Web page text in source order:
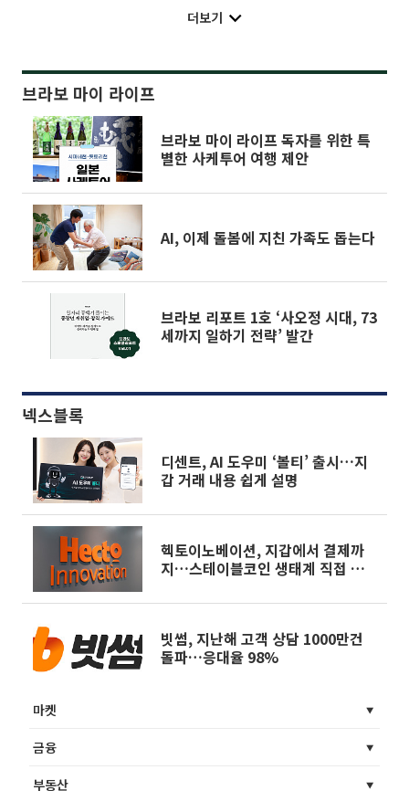
더보기
브라보 마이 라이프
브라보 마이 라이프 독자를 위한 특
별한 사케투어 여행 제안
AI, 이제 돌봄에 지친 가족도 돕는다
브라보 리포트 1호 ‘사오정 시대, 73
세까지 일하기 전략’ 발간
넥스블록
디센트, AI 도우미 ‘볼티’ 출시…지
갑 거래 내용 쉽게 설명
헥토이노베이션, 지갑에서 결제까
지…스테이블코인 생태계 직접 만든
빗썸, 지난해 고객 상담 1000만건
돌파…응대율 98%
마켓
금융
부동산